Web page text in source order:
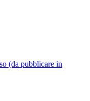
(da pubblicare in